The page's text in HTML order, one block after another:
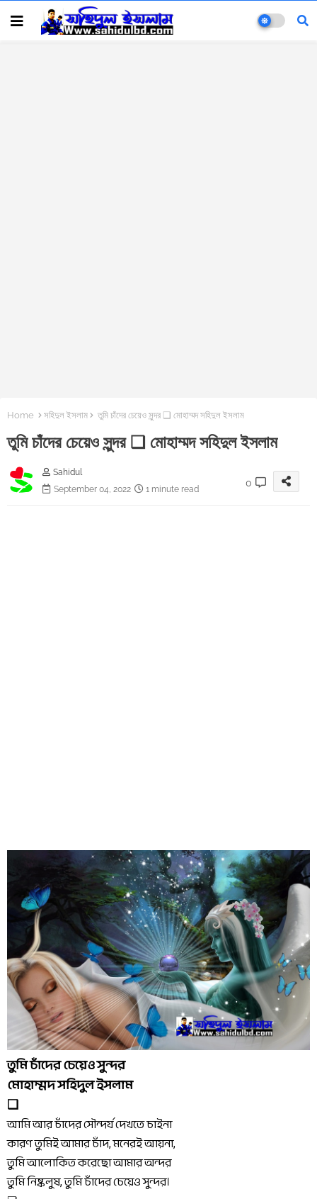
Home সহিদুল ইসলাম তুমি চাঁদের চেয়েও সুন্দর ❑ মোহাম্মদ সহিদুল ইসলাম
তুমি চাঁদের চেয়েও সুন্দর ❑ মোহাম্মদ সহিদুল ইসলাম
Sahidul
September 04, 2022
1 minute read
0
তুমি চাঁদের চেয়েও সুন্দর
মোহাম্মদ সহিদুল ইসলাম
❑
আমি আর চাঁদের সৌন্দর্য দেখতে চাইনা
কারণ তুমিই আমার চাঁদ, মনেরই আয়না,
তুমি আলোকিত করেছো আমার অন্দর
তুমি নিষ্কলুষ, তুমি চাঁদের চেয়েও সুন্দর।